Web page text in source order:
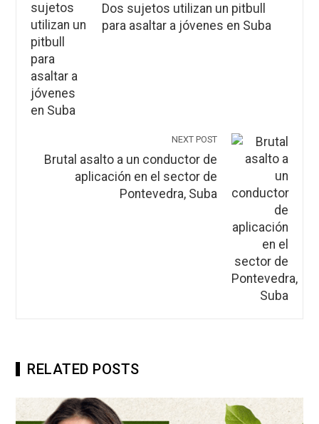
Dos sujetos utilizan un pitbull
para asaltar a jóvenes en Suba
NEXT POST
Brutal asalto a un conductor de
aplicación en el sector de
Pontevedra, Suba
RELATED POSTS